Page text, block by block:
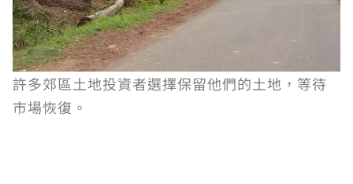
許多郊區土地投資者選擇保留他們的土地，等待
市場恢復。